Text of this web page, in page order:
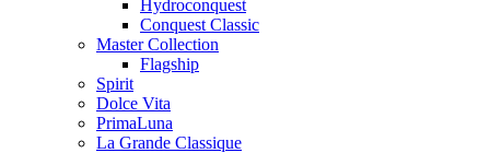
Hydroconquest
Conquest Classic
Master Collection
Flagship
Spirit
Dolce Vita
PrimaLuna
La Grande Classique